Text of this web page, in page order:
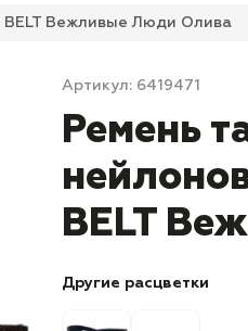
BELT Вежливые Люди Олива
Артикул: 6419471
Ремень
BELT
Другие расцветки